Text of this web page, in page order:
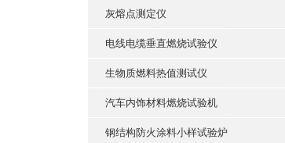
灰熔点测定仪
电线电缆垂直燃烧试验仪
生物质燃料热值测试仪
汽车内饰材料燃烧试验机
钢结构防火涂料小样试验炉